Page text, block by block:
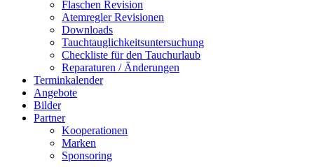
Flaschen Revision
Atemregler Revisionen
Downloads
Tauchtauglichkeitsuntersuchung
Checkliste für den Tauchurlaub
Reparaturen / Änderungen
Terminkalender
Angebote
Bilder
Partner
Kooperationen
Marken
Sponsoring